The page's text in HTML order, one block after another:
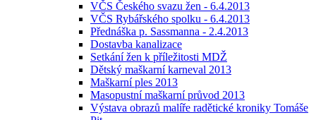
VČS Českého svazu žen - 6.4.2013
VČS Rybářského spolku - 6.4.2013
Přednáška p. Sassmanna - 2.4.2013
Dostavba kanalizace
Setkání žen k příležitosti MDŽ
Dětský maškarní karneval 2013
Maškarní ples 2013
Masopustní maškarní průvod 2013
Výstava obrazů malíře radětické kroniky Tomáše